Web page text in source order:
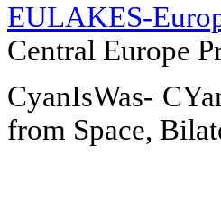
EULAKES-
Central Europe
CyanIsWas-
from Space,